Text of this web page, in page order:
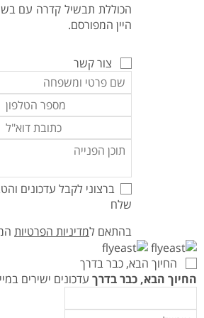
הכוללת תבשיל קדרה עם בשר
היין המפורסם.
צור קשר
ברצוני לקבל עדכונים
שלח
בהתאם למדיניות הפרטיות
החיוך הבא, כבר בדרך
החיוך הבא, כבר בדרך עדכונים ישירים